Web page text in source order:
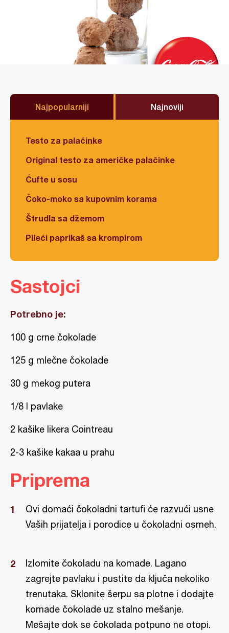
Najpopularniji Najnoviji
Testo za palačinke
Original testo za američke palačinke
Ćufte u sosu
Čoko-moko sa kupovnim korama
Štrudla sa džemom
Pileći paprikaš sa krompirom
Sastojci
Potrebno je:
100 g crne čokolade
125 g mlečne čokolade
30 g mekog putera
1/8 l pavlake
2 kašike likera Cointreau
2-3 kašike kakaa u prahu
Priprema
Ovi domaći čokoladni tartufi će razvući usne
Vaših prijatelja i porodice u čokoladni osmeh.
Izlomite čokoladu na komade. Lagano
zagrejte pavlaku i pustite da ključa nekoliko
trenutaka. Sklonite šerpu sa plotne i dodajte
komade čokolade uz stalno mešanje.
Mešajte dok se čokolada potpuno ne otopi.